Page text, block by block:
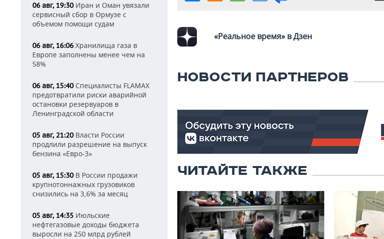
06 авг, 19:30Иран и Оман увязали
сервисный сбор в Ормузе с
объемом помощи судам
06 авг, 16:06 Хранилища газа в
Европе заполнены менее чем на
58%
06 авг, 15:40Специалисты FLAMAX
предотвратили риски аварийной
остановки резервуаров в
Ленинградской области
05 авг, 21:20Власти России
продлили разрешение на выпуск
бензина «Евро-3»
05 авг, 15:30В России продажи
крупнотоннажных грузовиков
снизились на 3,6% за месяц
05 авг, 14:35 Июльские
нефтегазовые доходы бюджета
выросли на 250 млрд рублей
«Реальное время» в Дзен
НОВОСТИ ПАРТНЕРОВ
ЧИТАЙТЕ ТАКЖЕ